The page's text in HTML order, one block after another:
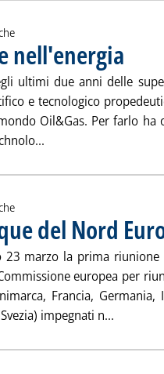
nell'energia
ultimi due anni delle
e tecnologico
Oil&Gas. Per farlo ha
del Nord
marzo la prima riunione
europea per
Francia, Germania,
impegnati n...